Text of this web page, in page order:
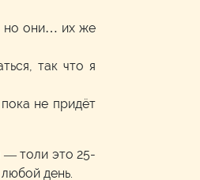
но они… их же
так что я
не придёт
— толи это 25-
день.